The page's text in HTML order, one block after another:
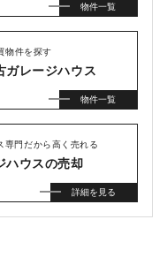
物件一覧
物件を探す
ガレージハウス
物件一覧
専門だから高く売れる
ハウスの売却
詳細を見る